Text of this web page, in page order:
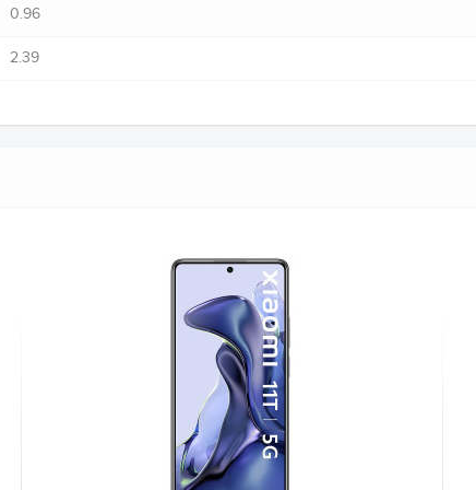
0.96
2.39